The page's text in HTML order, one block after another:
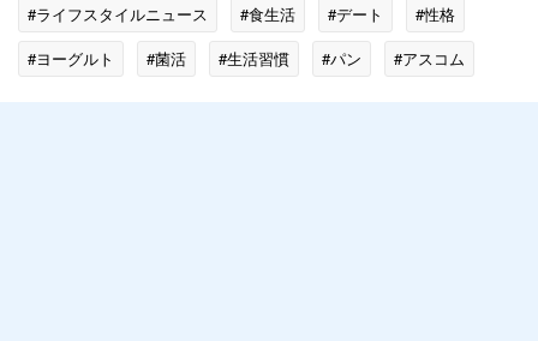
#ライフスタイルニュース #食生活 #デート
#性格
#ヨーグルト
#菌活 #生活習慣 #パン #アスコム